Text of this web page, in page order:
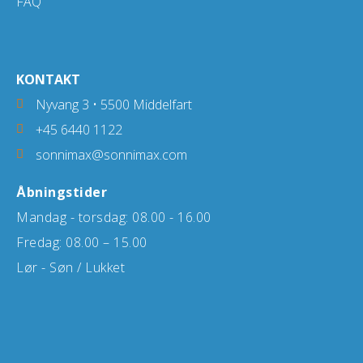
KONTAKT
Nyvang 3 • 5500 Middelfart
+45 6440 1122
sonnimax@sonnimax.com
Åbningstider
Mandag - torsdag: 08.00 - 16.00
Fredag: 08.00 – 15.00
Lør - Søn / Lukket
du læse mere
om herunder.